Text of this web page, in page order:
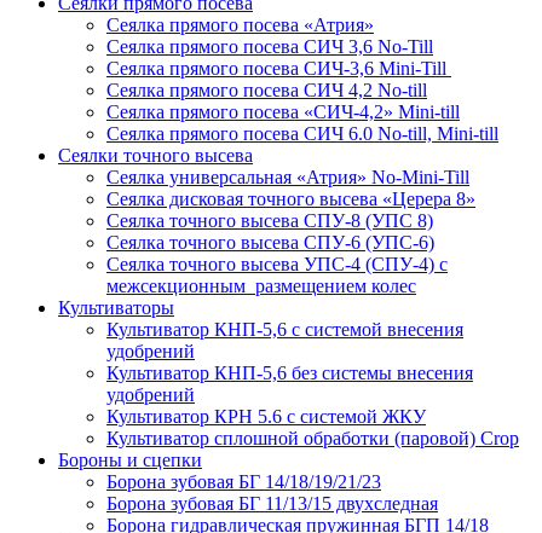
Сеялка прямого посева «Атрия»
Сеялка прямого посева СИЧ 3,6 No-Till
Сеялка прямого посева СИЧ-3,6 Mini-Till
Сеялка прямого посева СИЧ 4,2 No-till
Сеялка прямого посева «СИЧ-4,2» Mini-till
Сеялка прямого посева СИЧ 6.0 No-till, Mini-till
Сеялки точного высева
Сеялка универсальная «Атрия» No-Mini-Till
Сеялка дисковая точного высева «Церера 8»
Сеялка точного высева СПУ-8 (УПС 8)
Сеялка точного высева СПУ-6 (УПС-6)
Сеялка точного высева УПС-4 (СПУ-4) с
межсекционным размещением колес
Культиваторы
Культиватор КНП-5,6 с системой внесения
удобрений
Культиватор КНП-5,6 без системы внесения
удобрений
Культиватор КРН 5.6 с системой ЖКУ
Культиватор сплошной обработки (паровой) Crop
Бороны и сцепки
Борона зубовая БГ 14/18/19/21/23
Борона зубовая БГ 11/13/15 двухследная
Борона гидравлическая пружинная БГП 14/18